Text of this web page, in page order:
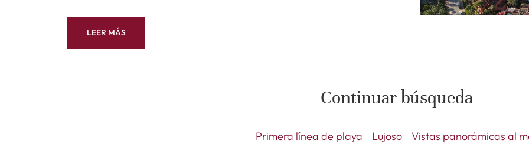
LEER MÁS
Continuar búsqueda
Primera línea de playa Lujoso Vistas panorámicas al